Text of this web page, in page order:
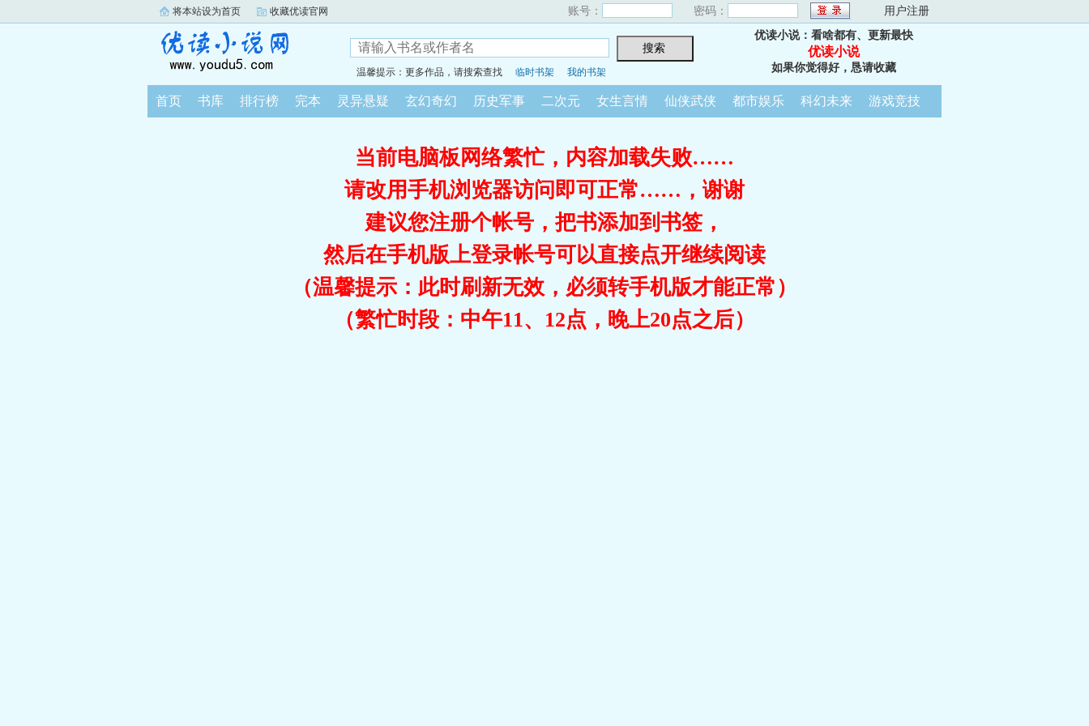
将本站设为首页 收藏优读官网 账号： 密码： 用户注册
温馨提示：更多作品，请搜索查找 临时书架 我的书架
优读小说：看啥都有、更新最快
优读小说
如果你觉得好，恳请收藏
首页 书库 排行榜 完本 灵异悬疑 玄幻奇幻 历史军事 二次元 女生言情 仙侠武侠 都市娱乐 科幻未来 游戏竞技
当前电脑板网络繁忙，内容加载失败……
请改用手机浏览器访问即可正常……，谢谢
建议您注册个帐号，把书添加到书签，
然后在手机版上登录帐号可以直接点开继续阅读
（温馨提示：此时刷新无效，必须转手机版才能正常）
（繁忙时段：中午11、12点，晚上20点之后）